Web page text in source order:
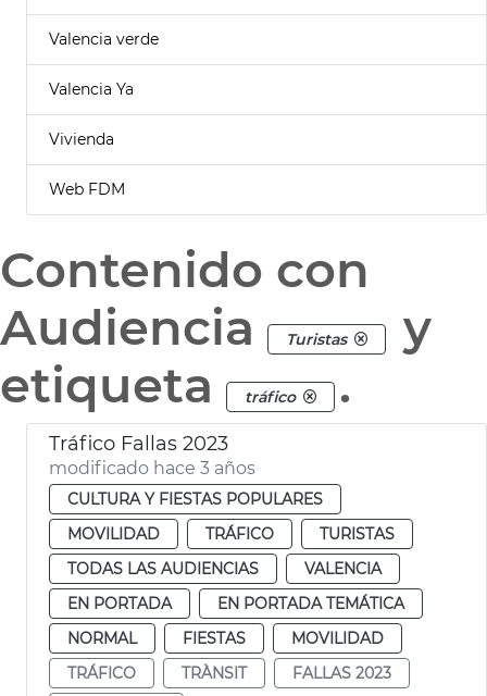
Valencia verde
Valencia Ya
Vivienda
Web FDM
Contenido con
Audiencia
Turistas
y
etiqueta
tráfico .
Tráfico Fallas 2023
modificado hace 3 años
CULTURA Y FIESTAS POPULARES
MOVILIDAD
TRÁFICO
TURISTAS
TODAS LAS AUDIENCIAS
VALENCIA
EN PORTADA
EN PORTADA TEMÁTICA
NORMAL
FIESTAS
MOVILIDAD
TRÁFICO
TRÀNSIT
FALLAS 2023